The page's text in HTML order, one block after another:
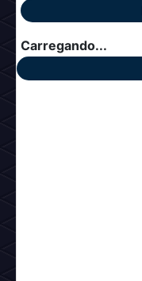
Carregando...